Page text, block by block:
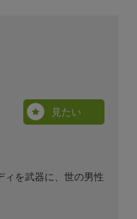
見たい
ィを武器に、世の男性